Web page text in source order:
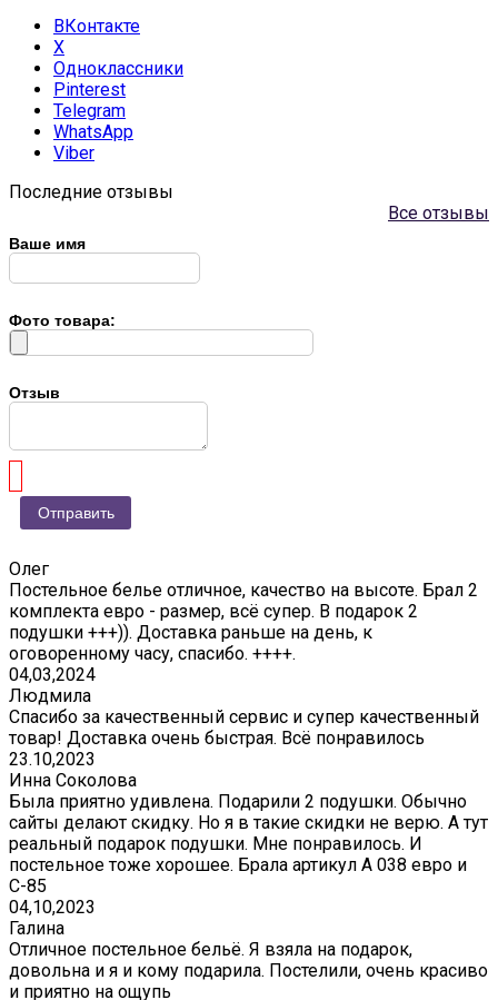
ВКонтакте
X
Одноклассники
Pinterest
Telegram
WhatsApp
Viber
Последние отзывы
Все отзывы
Ваше имя
Фото товара:
Отзыв
Олег
Постельное белье отличное, качество на высоте. Брал 2
комплекта евро - размер, всё супер. В подарок 2
подушки +++)). Доставка раньше на день, к
оговоренному часу, спасибо. ++++.
04,03,2024
Людмила
Спасибо за качественный сервис и супер качественный
товар! Доставка очень быстрая. Всё понравилось
23.10,2023
Инна Соколова
Была приятно удивлена. Подарили 2 подушки. Обычно
сайты делают скидку. Но я в такие скидки не верю. А тут
реальный подарок подушки. Мне понравилось. И
постельное тоже хорошее. Брала артикул А 038 евро и
С-85
04,10,2023
Галина
Отличное постельное бельё. Я взяла на подарок,
довольна и я и кому подарила. Постелили, очень красиво
и приятно на ощупь